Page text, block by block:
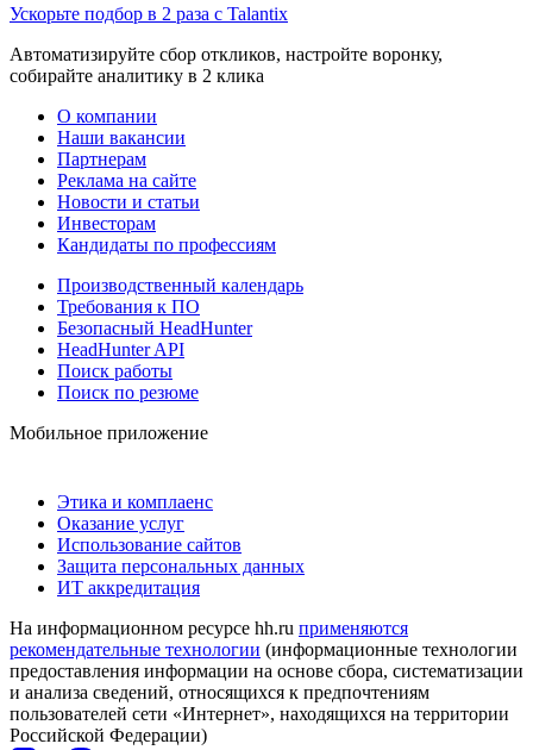
Ускорьте подбор в 2 раза с Talantix
Автоматизируйте сбор откликов, настройте воронку,
собирайте аналитику в 2 клика
О компании
Наши вакансии
Партнерам
Реклама на сайте
Новости и статьи
Инвесторам
Кандидаты по профессиям
Производственный календарь
Требования к ПО
Безопасный HeadHunter
HeadHunter API
Поиск работы
Поиск по резюме
Мобильное приложение
Этика и комплаенс
Оказание услуг
Использование сайтов
Защита персональных данных
ИТ аккредитация
На информационном ресурсе hh.ru применяются
рекомендательные технологии (информационные технологии
предоставления информации на основе сбора, систематизации
и анализа сведений, относящихся к предпочтениям
пользователей сети «Интернет», находящихся на территории
Российской Федерации)